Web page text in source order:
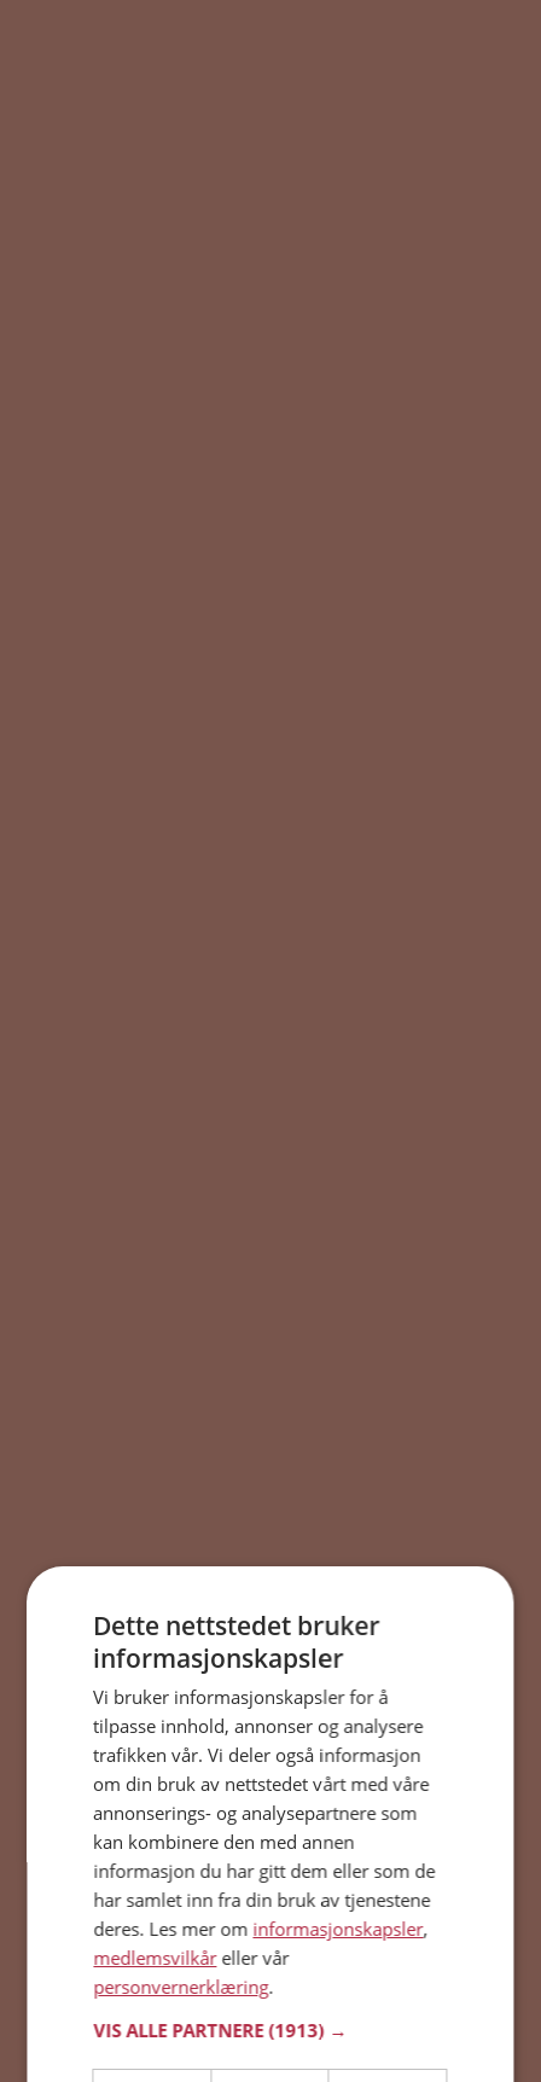
Datinghelg!
Gratis dating hele helgen, 16-18 sept!
STARTER OM
00:00:00: 00
SEK
Start reisen i dag!
Dette nettstedet bruker
informasjonskapsler
Vi bruker informasjonskapsler for å
tilpasse innhold, annonser og analysere
trafikken vår. Vi deler også informasjon
om din bruk av nettstedet vårt med våre
annonserings- og analysepartnere som
kan kombinere den med annen
informasjon du har gitt dem eller som de
har samlet inn fra din bruk av tjenestene
deres. Les mer om informasjonskapsler,
medlemsvilkåreller vår
personvernerklæring.
VIS ALLE PARTNERE(1913) →